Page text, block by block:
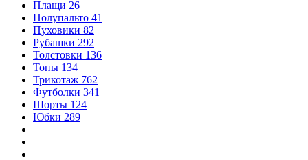
Плащи 26
Полупальто 41
Пуховики 82
Рубашки 292
Толстовки 136
Топы 134
Трикотаж 762
Футболки 341
Шорты 124
Юбки 289